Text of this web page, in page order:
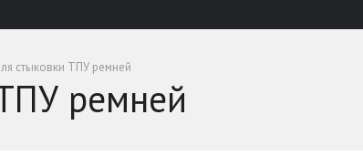
стыковки ТПУ ремней
ремней